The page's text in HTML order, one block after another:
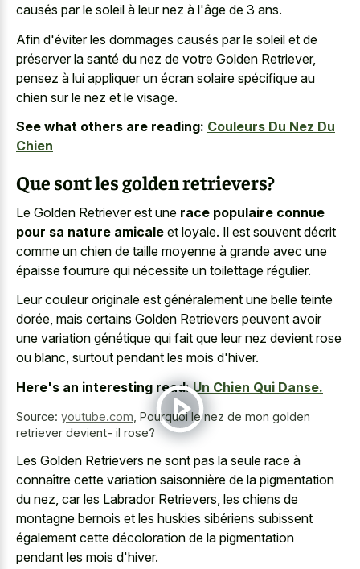
causés par le soleil à leur nez à l'âge de 3 ans.
Afin d'éviter les dommages causés par le soleil et de
préserver la santé du nez de votre Golden Retriever,
pensez à lui appliquer un écran solaire spécifique au
chien sur le nez et le visage.
See what others are reading: Couleurs Du Nez Du
Chien
Que sont les golden retrievers?
Le Golden Retriever est une race populaire connue
pour sa nature amicale et loyale. Il est souvent décrit
comme un chien de taille moyenne à grande avec une
épaisse fourrure qui nécessite un toilettage régulier.
Leur couleur originale est généralement une belle teinte
dorée, mais certains Golden Retrievers peuvent avoir
une variation génétique qui fait que leur nez devient rose
ou blanc, surtout pendant les mois d'hiver.
Here's an interesting read: Un Chien Qui Danse.
Source: youtube.com Pourquoi le nez de mon golden
retriever devient- il rose?
Les Golden Retrievers ne sont pas la seule race à
connaître cette variation saisonnière de la pigmentation
du nez, car les Labrador Retrievers, les chiens de
montagne bernois et les huskies sibériens subissent
également cette décoloration de la pigmentation
pendant les mois d'hiver.